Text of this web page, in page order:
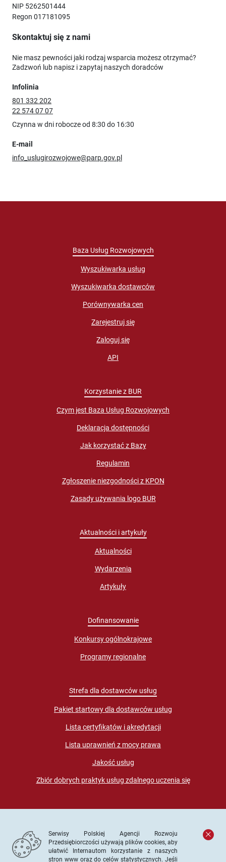
NIP 5262501444
Regon 017181095
Skontaktuj się z nami
Nie masz pewności jaki rodzaj wsparcia możesz otrzymać?
Zadzwoń lub napisz i zapytaj naszych doradców
Infolinia
801 332 202
22 574 07 07
Czynna w dni robocze od 8:30 do 16:30
E-mail
info_uslugirozwojowe@parp.gov.pl
Baza Usług Rozwojowych
Wyszukiwarka usług
Wyszukiwarka dostawców
Porównywarka cen
Zarejestruj się
Zaloguj się
API
Korzystanie z BUR
Czym jest Baza Usług Rozwojowych
Deklaracja dostępności
Jak korzystać z Bazy
Regulamin
Zgłoszenie niezgodności z KPON
Zasady używania logo BUR
Aktualności i artykuły
Aktualności
Wydarzenia
Artykuły
Dofinansowanie
Konkursy ogólnokrajowe
Programy regionalne
Strefa dla dostawców usług
Pakiet startowy dla dostawców usług
Lista certyfikatów i akredytacji
Lista uprawnień z mocy prawa
Jakość usług
Zbiór dobrych praktyk usług zdalnego uczenia się
Serwisy Polskiej Agencji Rozwoju
Przedsiębiorczości używają plików cookies, aby
ułatwić Internautom korzystanie z naszych
stron www oraz do celów statystycznych. Jeśli